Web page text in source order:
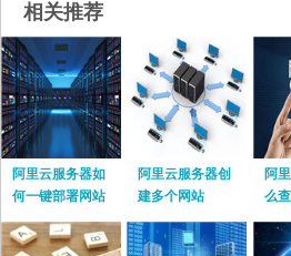
相关推荐
阿里云服务器如
何一键部署网站
阿里云服务器创
建多个网站
阿
么
流量